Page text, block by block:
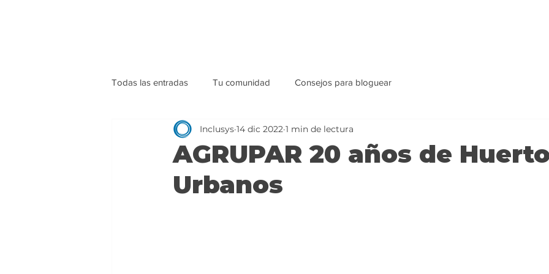
Todas las entradas Tu comunidad Consejos para bloguear
AGRUPAR 20 años de
Urbanos
Inclusys 14 dic 2022 1 min de lectura